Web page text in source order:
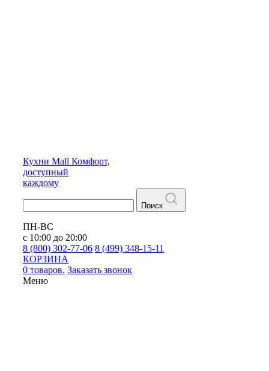
Кухни Mall Комфорт,
доступный
каждому
Поиск
ПН-ВС
с 10:00 до 20:00
8 (800) 302-77-06 8 (499) 348-15-11
КОРЗИНА
0 товаров. Заказать звонок
Меню